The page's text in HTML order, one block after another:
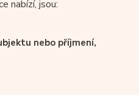
nabízí, jsou:
nebo příjmení,